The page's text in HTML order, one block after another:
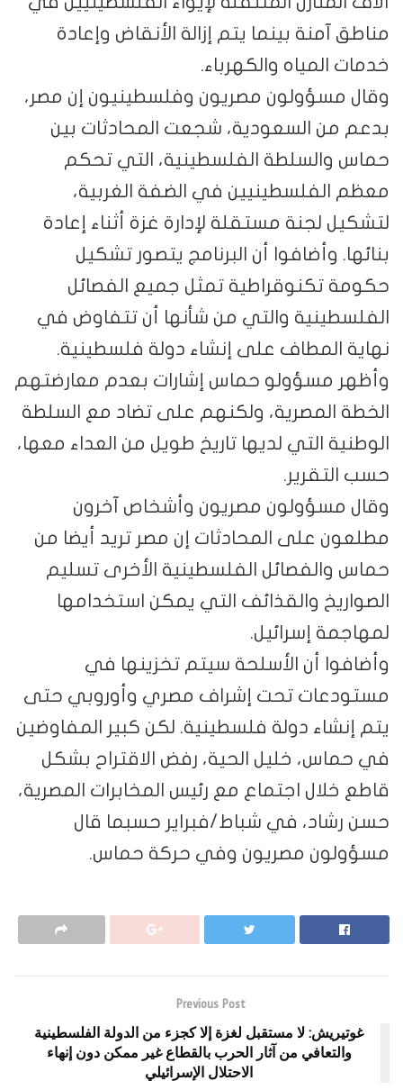
مناطق آمنة بينما يتم إزالة الأنقاض وإعادة
خدمات المياه والكهرباء.
وقال مسؤولون مصريون وفلسطينيون إن مصر،
بدعم من السعودية، شجعت المحادثات بين
حماس والسلطة الفلسطينية، التي تحكم
معظم الفلسطينيين في الضفة الغربية،
لتشكيل لجنة مستقلة لإدارة غزة أثناء إعادة
بنائها. وأضافوا أن البرنامج يتصور تشكيل
حكومة تكنوقراطية تمثل جميع الفصائل
الفلسطينية والتي من شأنها أن تتفاوض في
نهاية المطاف على إنشاء دولة فلسطينية.
وأظهر مسؤولو حماس إشارات بعدم معارضتهم
الخطة المصرية، ولكنهم على تضاد مع السلطة
الوطنية التي لديها تاريخ طويل من العداء معها،
حسب التقرير.
وقال مسؤولون مصريون وأشخاص آخرون
مطلعون على المحادثات إن مصر تريد أيضا من
حماس والفصائل الفلسطينية الأخرى تسليم
الصواريخ والقذائف التي يمكن استخدامها
لمهاجمة إسرائيل.
وأضافوا أن الأسلحة سيتم تخزينها في
مستودعات تحت إشراف مصري وأوروبي حتى
يتم إنشاء دولة فلسطينية. لكن كبير المفاوضين
في حماس، خليل الحية، رفض الاقتراح بشكل
قاطع خلال اجتماع مع رئيس المخابرات المصرية،
حسن رشاد، في شباط/فبراير حسبما قال
مسؤولون مصريون وفي حركة حماس.
Previous Post
غوتيريش: لا مستقبل لغزة إلا كجزء من الدولة الفلسطينية
والتعافي من آثار الحرب بالقطاع غير ممكن دون إنهاء
الاحتلال الإسرائيلي